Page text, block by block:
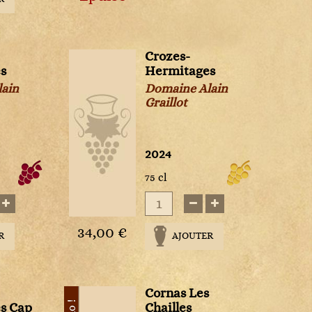
34,00 €
Crozes-
Hermitages
Domaine Alain
Graillot
2024
75 cl
AJOUTER
Cap
Cornas Les
Chailles